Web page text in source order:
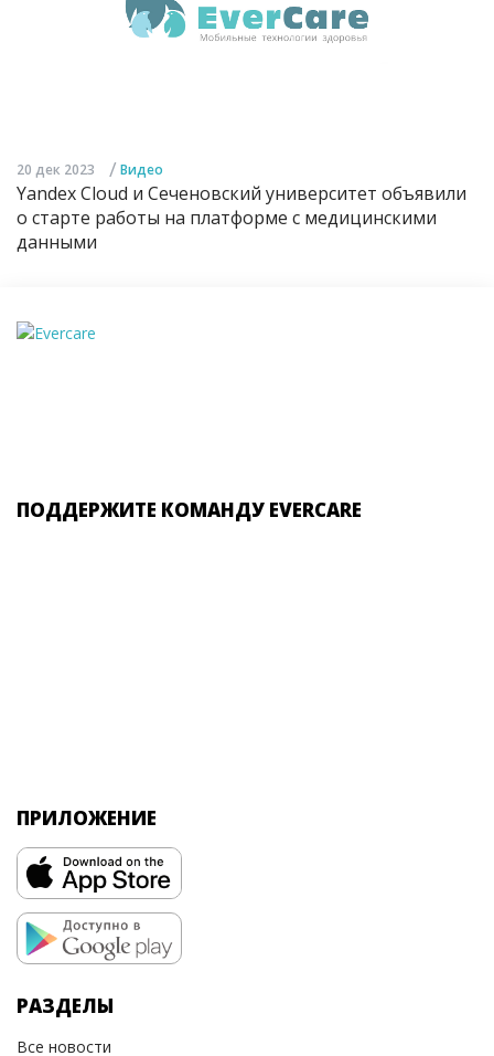
20 дек 2023 / Видео
Yandex Cloud и Сеченовский университет объявили
о старте работы на платформе с медицинскими
данными
ПОДДЕРЖИТЕ КОМАНДУ EVERCARE
ПРИЛОЖЕНИЕ
РАЗДЕЛЫ
Все новости